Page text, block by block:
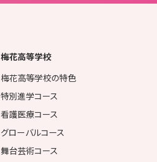
梅花高等学校
梅花高等学校の特色
特別進学コース
看護医療コース
グローバルコース
舞台芸術コース